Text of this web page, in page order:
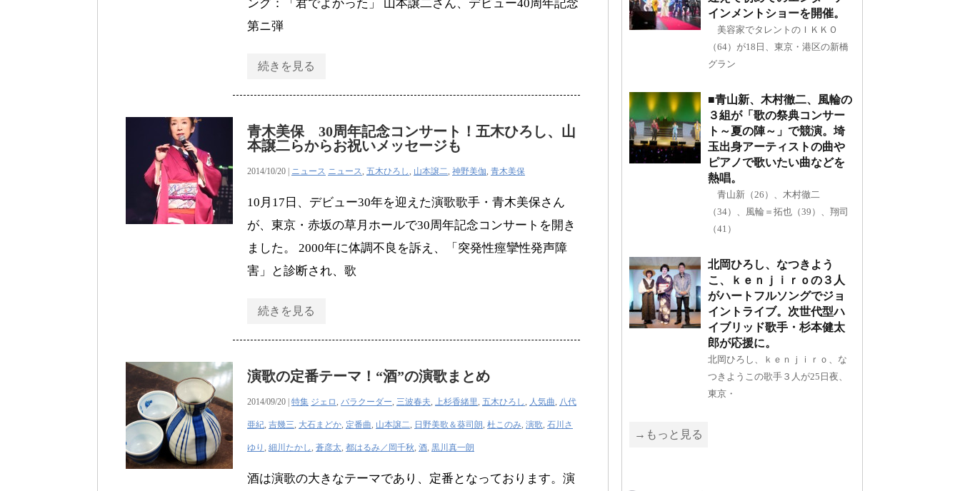
ング：「君でよかった」 山本譲二さん、デビュー40周年記念
第ニ弾
続きを見る
青木美保 30周年記念コンサート！五木ひろし、山
本譲二らからお祝いメッセージも
2014/10/20 | ニュース ニュース, 五木ひろし, 山本譲二, 神野美伽, 青木美保
10月17日、デビュー30年を迎えた演歌歌手・青木美保さん
が、東京・赤坂の草月ホールで30周年記念コンサートを開き
ました。 2000年に体調不良を訴え、「突発性痙攣性発声障
害」と診断され、歌
続きを見る
演歌の定番テーマ！“酒”の演歌まとめ
2014/09/20 | 特集 ジェロ, バラクーダー, 三波春夫, 上杉香緒里, 五木ひろし, 人気曲, 八代
亜紀, 吉幾三, 大石まどか, 定番曲, 山本譲二, 日野美歌＆葵司朗, 杜このみ, 演歌, 石川さ
ゆり , 細川たかし, 蒼彦太, 都はるみ／岡千秋, 酒, 黒川真一朗
酒は演歌の大きなテーマであり、定番となっております。演
インメントショーを開催。
美容家でタレントのＩＫＫＯ
（64）が18日、東京・港区の新橋
グラン
■青山新、木村徹二、風輪の
３組が「歌の祭典コンサー
ト～夏の陣～」で競演。埼
玉出身アーティストの曲や
ピアノで歌いたい曲などを
熱唱。
青山新（26）、木村徹二
（34）、風輪＝拓也（39）、翔司
（41）
北岡ひろし、なつきよう
こ、ｋｅｎｊｉｒｏの３人
がハートフルソングでジョ
イントライブ。次世代型ハ
イブリッド歌手・杉本健太
郎が応援に。
北岡ひろし、ｋｅｎｊｉｒｏ、な
つきようこの歌手３人が25日夜、
東京・
→もっと見る